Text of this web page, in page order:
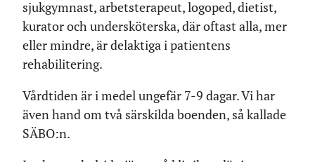
sjukgymnast, arbetsterapeut, logoped, dietist,
kurator och undersköterska, där oftast alla, mer
eller mindre, är delaktiga i patientens
rehabilitering.
Vårdtiden är i medel ungefär 7-9 dagar. Vi har
även hand om två särskilda boenden, så kallade
SÄBO:n.